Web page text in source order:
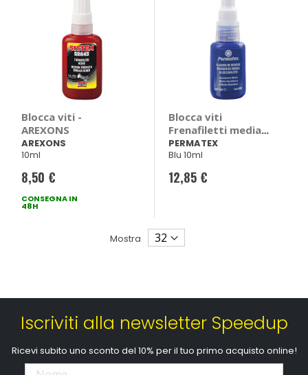
Blocca viti -
AREXONS
AREXONS
10ml
8,50 €
CONSEGNA IN
48H
Blocca viti
Frenafiletti media
resistenza -
PERMATEX
PERMATEX
Blu 10ml
12,85 €
Mostra
Iscriviti alla newsletter Speedup
Ricevi subito uno sconto del 10% per il tuo primo acquisto online!